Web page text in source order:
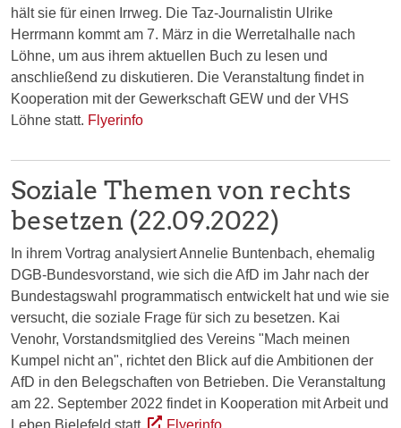
hält sie für einen Irrweg. Die Taz-Journalistin Ulrike
Herrmann kommt am 7. März in die Werretalhalle nach
Löhne, um aus ihrem aktuellen Buch zu lesen und
anschließend zu diskutieren. Die Veranstaltung findet in
Kooperation mit der Gewerkschaft GEW und der VHS
Löhne statt. Flyerinfo
Soziale Themen von rechts
besetzen (22.09.2022)
In ihrem Vortrag analysiert Annelie Buntenbach, ehemalig
DGB-Bundesvorstand, wie sich die AfD im Jahr nach der
Bundestagswahl programmatisch entwickelt hat und wie sie
versucht, die soziale Frage für sich zu besetzen. Kai
Venohr, Vorstandsmitglied des Vereins "Mach meinen
Kumpel nicht an", richtet den Blick auf die Ambitionen der
AfD in den Belegschaften von Betrieben. Die Veranstaltung
am 22. September 2022 findet in Kooperation mit Arbeit und
Leben Bielefeld statt.
Flyerinfo